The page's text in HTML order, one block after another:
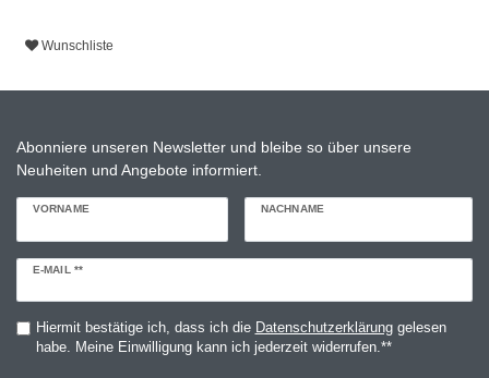
Wunschliste
Abonniere unseren Newsletter und bleibe so über unsere
Neuheiten und Angebote informiert.
VORNAME NACHNAME
E-MAIL **
Newsletter
Hiermit bestätige ich, dass ich die Daten­schutz­erklärunggelesen
habe. Meine Einwilligung kann ich jederzeit widerrufen.**